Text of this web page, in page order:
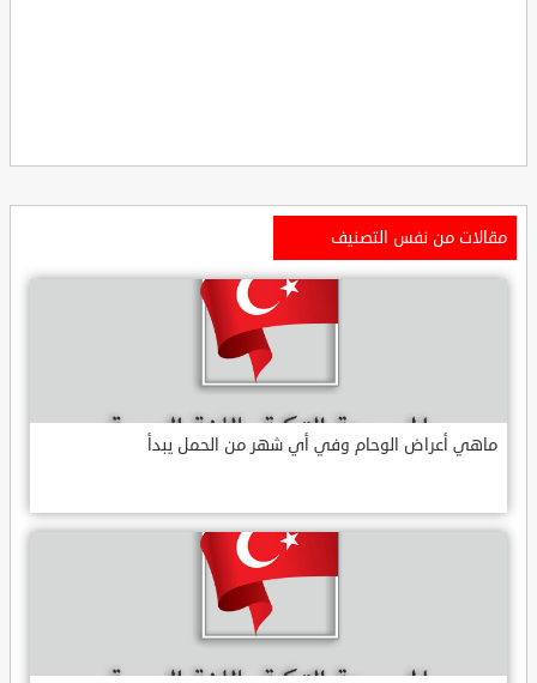
مقالات من نفس التصنيف
ماهي أعراض الوحام وفي أي شهر من الحمل يبدأ